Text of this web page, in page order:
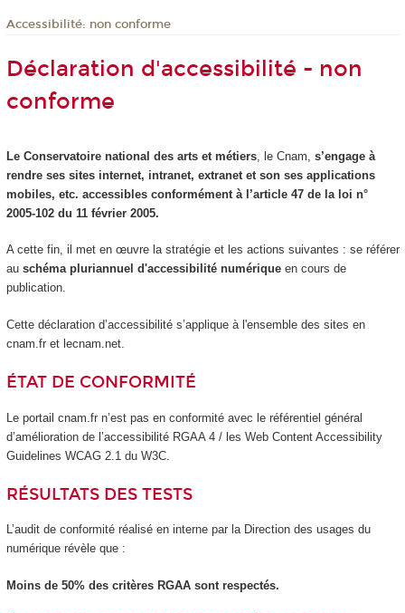
Accessibilité: non conforme
Déclaration d'accessibilité - non
conforme
Le Conservatoire national des arts et métiers, le Cnam, s’engage à
rendre ses sites internet, intranet, extranet et son ses applications
mobiles, etc. accessibles conformément à l’article 47 de la loi n°
2005-102 du 11 février 2005.
A cette fin, il met en œuvre la stratégie et les actions suivantes : se référer
au schéma pluriannuel d'accessibilité numériqueen cours de
publication.
Cette déclaration d’accessibilité s’applique à l'ensemble des sites en
cnam.fr et lecnam.net.
ÉTAT DE CONFORMITÉ
Le portail cnam.fr n’est pas en conformité avec le référentiel général
d’amélioration de l’accessibilité RGAA 4 / les Web Content Accessibility
Guidelines WCAG 2.1 du W3C.
RÉSULTATS DES TESTS
L’audit de conformité réalisé en interne par la Direction des usages du
numérique révèle que :
Moins de 50% des critères RGAA sont respectés.